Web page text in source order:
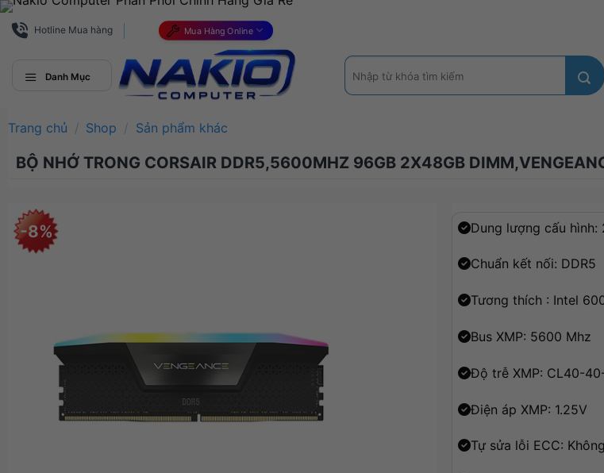
Bỏ
qua
Hotline Mua hàng Mua Hàng Online
Danh Mục
Tìm
kiếm:
Trang chủ / Shop / Sản phẩm khác
BỘ NHỚ TRONG CORSAIR DDR5,5600MHZ 96GB 2X48GB
-8% Dung lượng cấu hình:
Chuẩn kết nối: DDR5
Tương thích : Intel
Bus XMP: 5600 Mhz
Độ trễ XMP: CL40-
Điện áp XMP: 1.25V
Tự sửa lỗi ECC: Không